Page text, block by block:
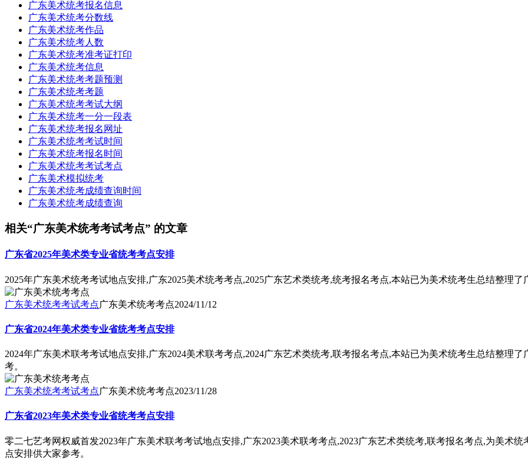
广东美术统考报名信息
广东美术统考分数线
广东美术统考作品
广东美术统考人数
广东美术统考准考证打印
广东美术统考信息
广东美术统考考题预测
广东美术统考考题
广东美术统考考试大纲
广东美术统考一分一段表
广东美术统考报名网址
广东美术统考考试时间
广东美术统考报名时间
广东美术统考考试考点
广东美术模拟统考
广东美术统考成绩查询时间
广东美术统考成绩查询
相关“广东美术统考考试考点” 的文章
广东省2025年美术类专业省统考考点安排
2025年广东美术统考考试地点安排,广东2025美术统考考点,2025广东艺术类统考,统考报名考点,本站已为美术统考生总结整理
广东美术统考考试考点广东美术统考考点2024/11/12
广东省2024年美术类专业省统考考点安排
2024年广东美术联考考试地点安排,广东2024美术联考考点,2024广东艺术类统考,联考报名考点,本站已为美术统考生总结整理
考。
广东美术统考考试考点广东美术统考考点2023/11/28
广东省2023年美术类专业省统考考点安排
零二七艺考网权威首发2023年广东美术联考考试地点安排,广东2023美术联考考点,2023广东艺术类统考,联考报名考点,为美术
点安排供大家参考。